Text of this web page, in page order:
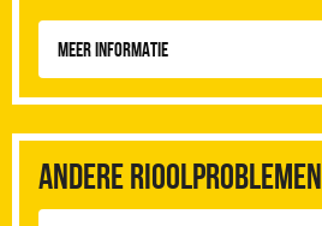
Meer informatie
Andere rioolproblemen